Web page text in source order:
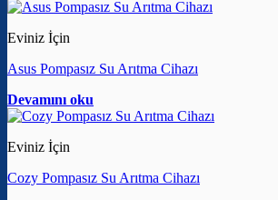
Eviniz İçin
Asus Pompasız Su Arıtma Cihazı
Devamını oku
Eviniz İçin
Cozy Pompasız Su Arıtma Cihazı